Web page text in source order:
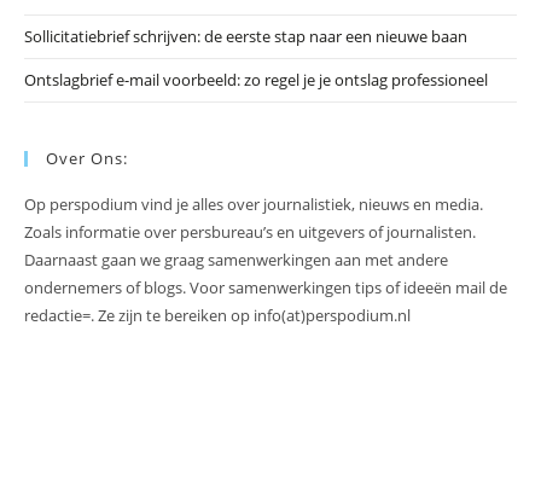
Sollicitatiebrief schrijven: de eerste stap naar een nieuwe baan
Ontslagbrief e-mail voorbeeld: zo regel je je ontslag professioneel
Over Ons:
Op perspodium vind je alles over journalistiek, nieuws en media.
Zoals informatie over persbureau’s en uitgevers of journalisten.
Daarnaast gaan we graag samenwerkingen aan met andere
ondernemers of blogs. Voor samenwerkingen tips of ideeën mail de
redactie=. Ze zijn te bereiken op info(at)perspodium.nl